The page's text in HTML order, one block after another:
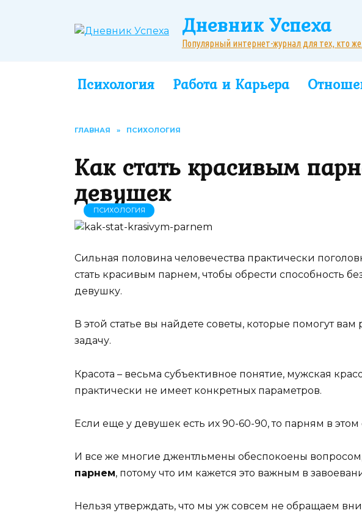
Дневник Успеха
Популярный интернет-журнал для тех, кто
Психология Работа и Карьера
ГЛАВНАЯ » ПСИХОЛОГИЯ
Как стать красивым
девушек
ПСИХОЛОГИЯ
Сильная половина человечества практически
стать красивым парнем, чтобы обрести способность
девушку.
В этой статье вы найдете советы, которые помогут
задачу.
Красота – весьма субъективное понятие, мужская
практически не имеет конкретных параметров.
Если еще у девушек есть их 90-60-90, то парням в
И все же многие джентльмены обеспокоены
парнем, потому что им кажется это важным в
Нельзя утверждать, что мы уж совсем не обращаем